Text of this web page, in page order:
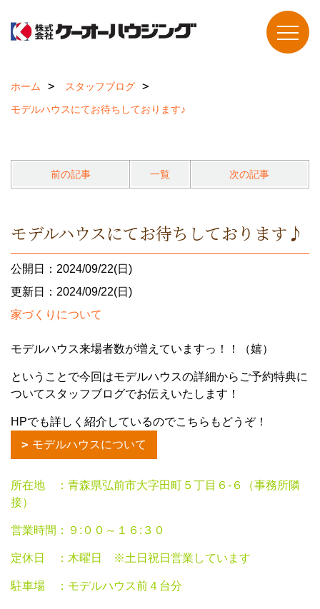
ホーム
スタッフブログ
モデルハウスにてお待ちしております♪
前の記事 一覧 次の記事
モデルハウスにてお待ちしております♪
公開日：2024/09/22(日)
更新日：2024/09/22(日)
家づくりについて
モデルハウス来場者数が増えていますっ！！（嬉）
ということで今回はモデルハウスの詳細からご予約特典に
ついてスタッフブログでお伝えいたします！
HPでも詳しく紹介しているのでこちらもどうぞ！
モデルハウスについて
所在地 ：青森県弘前市大字田町５丁目６-６（事務所隣
接）
営業時間：９:００～１６:３０
定休日 ：木曜日 ※土日祝日営業しています
駐車場 ：モデルハウス前４台分